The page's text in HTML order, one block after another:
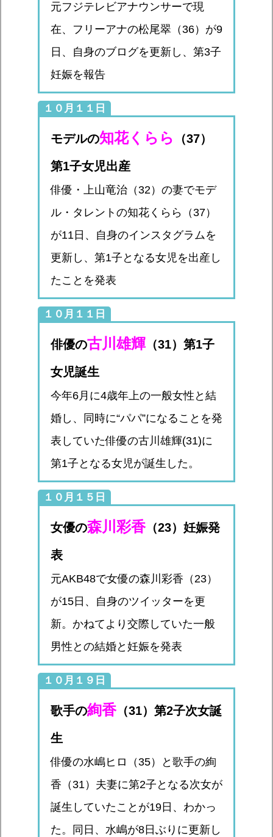
元フジテレビアナウンサーで現
在、フリーアナの松尾翠（36）が9
日、自身のブログを更新し、第3子
妊娠を報告
１０月１１日
モデルの知花くらら （37）
第1子女児出産
俳優・上山竜治（32）の妻でモデ
ル・タレントの知花くらら（37）
が11日、自身のインスタグラムを
更新し、第1子となる女児を出産し
たことを発表
１０月１１日
俳優の古川雄輝 （31）第1子
女児誕生
今年6月に4歳年上の一般女性と結
婚し、同時に“パパ”になることを発
表していた俳優の古川雄輝(31)に
第1子となる女児が誕生した。
１０月１５日
女優の森川彩香（23）妊娠発
表
元AKB48で女優の森川彩香（23）
が15日、自身のツイッターを更
新。かねてより交際していた一般
男性との結婚と妊娠を発表
１０月１９日
歌手の絢香（31）第2子次女誕
生
俳優の水嶋ヒロ（35）と歌手の絢
香（31）夫妻に第2子となる次女が
誕生していたことが19日、わかっ
た。同日、水嶋が8日ぶりに更新し